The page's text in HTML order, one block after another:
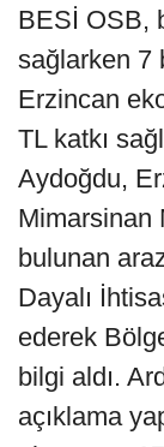
BESİ OSB,
sağlarken 7
Erzincan
TL katkı
Aydoğdu,
Mimarsinan
bulunan
Dayalı
ederek
bilgi aldı.
açıklama